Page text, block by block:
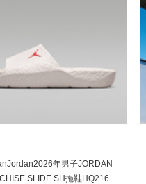
年男子JORDAN
SLIDE SH拖鞋HQ2163-